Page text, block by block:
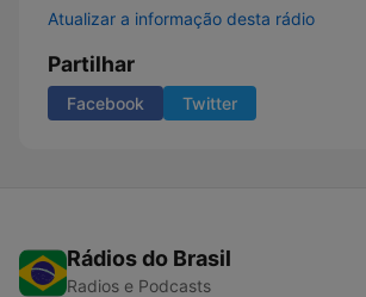
Atualizar a informação desta rádio
Partilhar
Facebook Twitter
Rádios do Brasil
Radios e Podcasts